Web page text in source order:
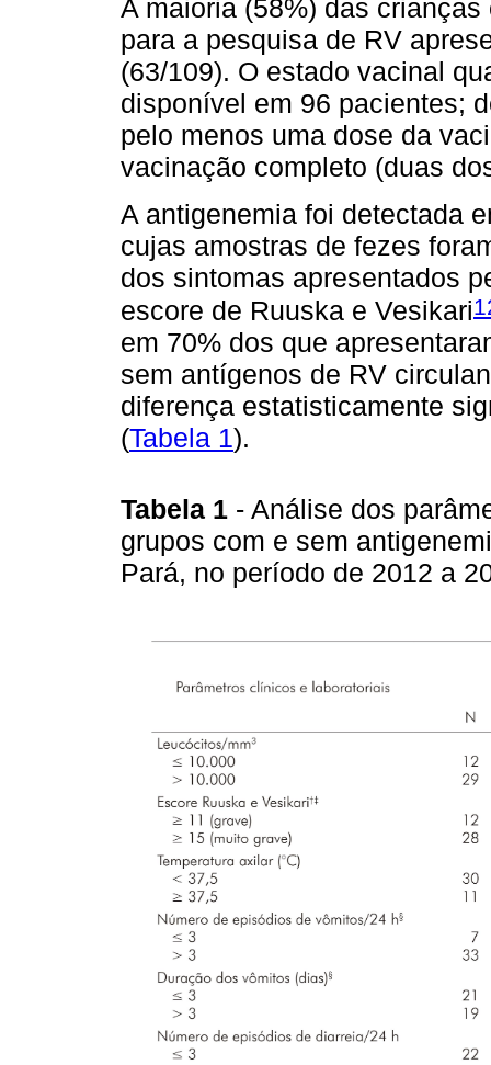
A maioria (58%) das
para a pesquisa de RV
(63/109). O estado vacinal
disponível em 96 pacientes;
pelo menos uma dose da
vacinação completo (duas
A antigenemia foi detectada
cujas amostras de fezes
dos sintomas apresentados
escore de Ruuska e Vesikari
em 70% dos que
sem antígenos de RV
diferença estatisticamente
(Tabela 1).
Tabela 1 - Análise dos
grupos com e sem
Pará, no período de 2012 a